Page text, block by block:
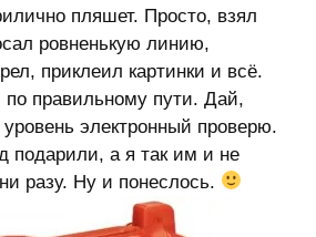
пляшет. Просто, взял
ровненькую линию,
приклеил картинки и всё.
правильному пути. Дай,
электронный проверю.
подарили, а я так им и не
разу. Ну и понеслось.